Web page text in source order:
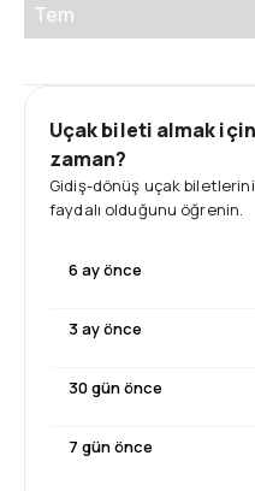
Tem
Uçak bileti almak
zaman?
Gidiş-dönüş uçak
faydalı olduğunu öğrenin.
6 ay önce
3 ay önce
30 gün önce
7 gün önce